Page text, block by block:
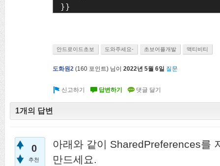
}}
안드로이드초보 도와주세요- 초보어플개발 액티비티
도화원2 (160 포인트) 님이 2022년 5월 6일 질문
1개의 답변
0
추천
아래와 같이 SharedPreferences를
만드세요.